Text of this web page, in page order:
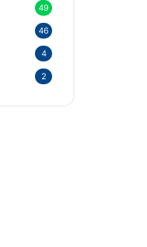
49
46
4
2